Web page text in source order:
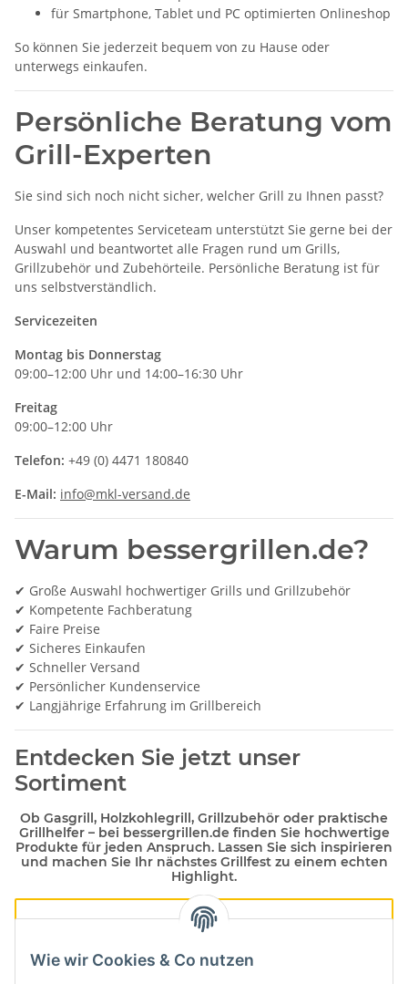
Wie wir Cookies & Co nutzen
für Smartphone, Tablet und PC optimierten Onlineshop
So können Sie jederzeit bequem von zu Hause oder
unterwegs einkaufen.
Persönliche Beratung vom
Grill-Experten
Sie sind sich noch nicht sicher, welcher Grill zu Ihnen passt?
Unser kompetentes Serviceteam unterstützt Sie gerne bei der
Auswahl und beantwortet alle Fragen rund um Grills,
Grillzubehör und Zubehörteile. Persönliche Beratung ist für
uns selbstverständlich.
Servicezeiten
Montag bis Donnerstag
09:00–12:00 Uhr und 14:00–16:30 Uhr
Freitag
09:00–12:00 Uhr
Telefon: +49 (0) 4471 180840
E-Mail: info@mkl-versand.de
Warum bessergrillen.de?
✔ Große Auswahl hochwertiger Grills und Grillzubehör
✔ Kompetente Fachberatung
✔ Faire Preise
✔ Sicheres Einkaufen
✔ Schneller Versand
✔ Persönlicher Kundenservice
✔ Langjährige Erfahrung im Grillbereich
Entdecken Sie jetzt unser
Sortiment
Ob Gasgrill, Holzkohlegrill, Grillzubehör oder praktische
Grillhelfer – bei bessergrillen.de finden Sie hochwertige
Produkte für jeden Anspruch. Lassen Sie sich inspirieren
und machen Sie Ihr nächstes Grillfest zu einem echten
Highlight.